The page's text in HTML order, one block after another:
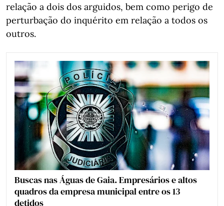
relação a dois dos arguidos, bem como perigo de
perturbação do inquérito em relação a todos os
outros.
Buscas nas Águas de Gaia. Empresários e altos
quadros da empresa municipal entre os 13
detidos